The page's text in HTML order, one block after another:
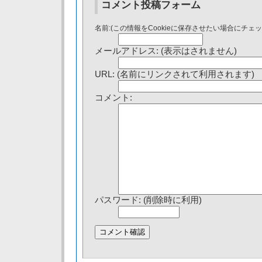
コメント投稿フォーム
名前:(この情報をCookieに保存させたい場合にチェ
メールアドレス: (表示はされません)
URL: (名前にリンクされて利用されます)
コメント:
パスワード: (削除時に利用)